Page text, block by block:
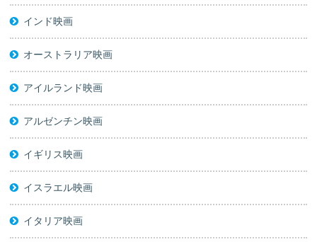
インド映画
オーストラリア映画
アイルランド映画
アルゼンチン映画
イギリス映画
イスラエル映画
イタリア映画